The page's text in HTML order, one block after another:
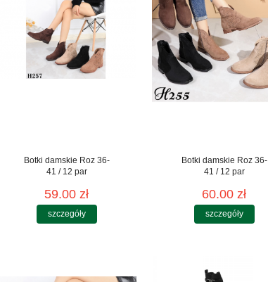
Botki damskie Roz 36-
41 / 12 par
59.00 zł
szczegóły
Botki damskie Roz 36-
41 / 12 par
60.00 zł
szczegóły